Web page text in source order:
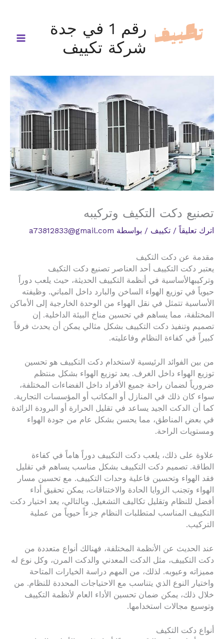
المحتوى
رقم 1 في جدة
شركة تكييف
تصنيع دكت التكيف وتركيبه
اترك تعليقاً / تكييف / بواسطة a73812833@gmail.com
مقدمة عن دكت التكيف
يعتبر دكت التكييف أحد العناصر تصنيع دكت التكيف
وتركيبهالأساسية في أنظمة التكييف الحديثة، حيث يلعب دوراً
حيوياً في توزيع الهواء الساخن والبارد داخل المباني. وظيفته
الأساسية تتمثل في نقل الهواء من الوحدة الخارجية إلى الأماكن
المختلفة، مما يساهم في تحسين مناخ البيئة الداخلية. إن
تصميم وتنفيذ دكت التكييف بشكل مثالي يمكن أن يحدث فرقاً
كبيراً في كفاءة النظام وفاعليته.
من بين الفوائد الرئيسية لاستخدام دكت التكييف هو تحسين
توزيع الهواء داخل الغرف. يعد توزيع الهواء بشكل منتظم
ضرورياً لضمان راحة جميع الأفراد داخل الفضاءات المختلفة،
سواء كان ذلك في المنازل أو المكاتب أو المؤسسات التجارية.
كما أن الدكت الجيد يساعد في تقليل الحرارة أو البرودة الزائدة
في بعض المناطق، مما يحسن بشكل عام من جودة الهواء
ومستويات الراحة.
علاوة على ذلك، يلعب دكت التكييف دوراً هاماً في كفاءة
الطاقة. تصميم دكت التكييف بشكل مناسب يساهم في تقليل
فقد الهواء وتحسين فاعلية وحدات التكييف. مع تحسين مسار
الهواء وتجنب الزوايا الحادة والاختناقات، يمكن تحقيق أداء
أفضل للنظام وتقليل تكاليف التشغيل. وبالتالي، يعد اختيار دكت
التكييف المناسب لمتطلبات النظام جزءاً حيوياً من عملية
التركيب.
عند الحديث عن الأنظمة المختلفة، فهنالك أنواع متعددة من
دكت التكييف، مثل الدكت المعدني والدكت المرن، وكل نوع له
مميزاته وعيوبه. لذلك، من المهم دراسة الخيارات المتاحة
واختيار النوع الذي يتناسب مع الاحتياجات المحددة للنظام. من
خلال ذلك، يمكن ضمان تحسين الأداء العام لأنظمة التكييف
وتوسيع مجالات استخدامها.
أنواع دكت التكيف